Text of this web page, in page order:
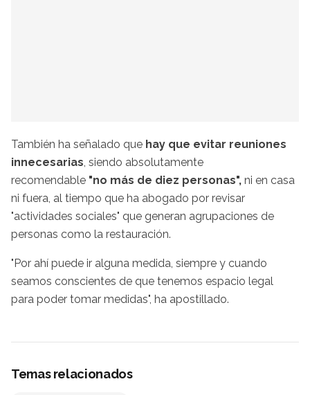
También ha señalado que hay que evitar reuniones
innecesarias , siendo absolutamente
recomendable "no más de diez personas", ni en casa
ni fuera, al tiempo que ha abogado por revisar
"actividades sociales" que generan agrupaciones de
personas como la restauración.
"Por ahí puede ir alguna medida, siempre y cuando
seamos conscientes de que tenemos espacio legal
para poder tomar medidas", ha apostillado.
Temas relacionados